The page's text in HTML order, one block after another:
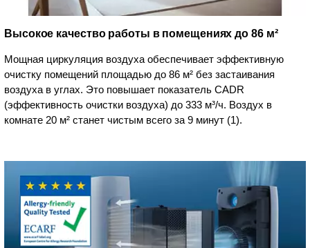
Высокое качество работы в помещениях до 86 м²
Мощная циркуляция воздуха обеспечивает эффективную
очистку помещений площадью до 86 м² без застаивания
воздуха в углах. Это повышает показатель CADR
(эффективность очистки воздуха) до 333 м³/ч. Воздух в
комнате 20 м² станет чистым всего за 9 минут (1).